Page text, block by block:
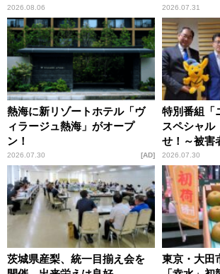
2026.08.06
恵
2026.07.31
熱海に新リゾートホテル「ヴ
ィラージュ熱海」がオープ
ン！
2026.07.30 AD
特別番組「
スペシャ
せ！～被害
庁が語るト
～」放送
2026.07.30
茨城県産梨、統一目揃え会を
東京・大田